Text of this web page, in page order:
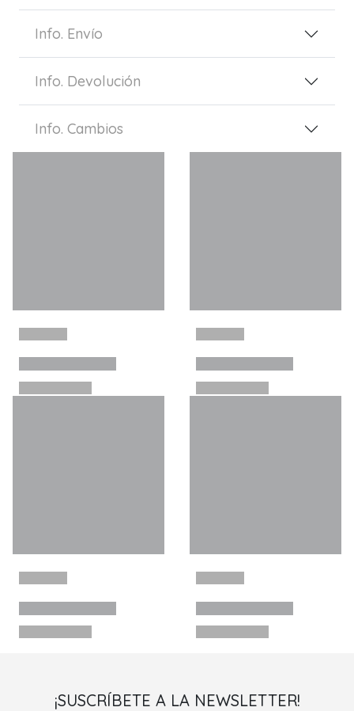
Info. Envío
Info. Devolución
Info. Cambios
¡SUSCRÍBETE A LA NEWSLETTER!